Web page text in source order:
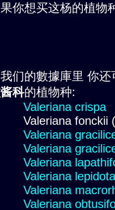
你想买这杨的植物
们的數據庫里 你
科的植物种:
Valeriana crispa
Valeriana fonckii
Valeriana
Valeriana
Valeriana
Valeriana lepidota
Valeriana
Valeriana